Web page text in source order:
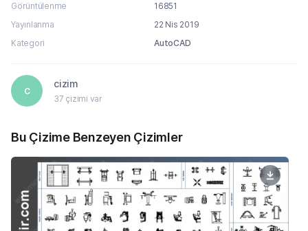
Görüntülenme
16851
Yayınlanma
22 Nis 2019
Kategori
AutoCAD
C
cizim
37 çizimi var
Bu Çizime Benzeyen Çizimler